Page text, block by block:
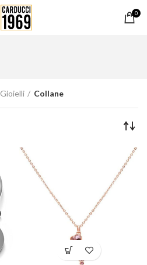
0
Gioielli Collane